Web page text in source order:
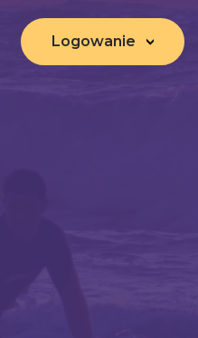
Logowanie